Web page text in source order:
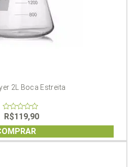
2L Boca Estreita
0
out
of
5
R$119,90